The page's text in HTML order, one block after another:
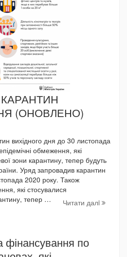
(ОНОВЛЕНО)
вихідного дня до 30 листопада
обмеження, які
зони карантину, тепер будуть
Уряд запровадив карантин
2020 року. Також
які стосувалися
тепер …
Читати далi
фінансування по